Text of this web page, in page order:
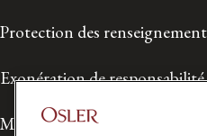
Protection des
Exonération de responsabilité
Modalités de prestation de